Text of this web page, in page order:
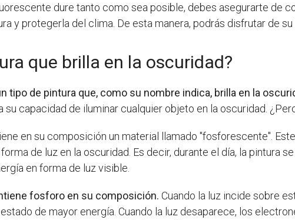
dure tanto como sea posible, debes asegurarte de
y protegerla del clima. De esta manera, podrás disfrutar de
que brilla en la oscuridad?
tipo de pintura que, como su nombre indica, brilla en la
capacidad de iluminar cualquier objeto en la oscuridad.
en su composición un material llamado "fosforescente".
de luz en la oscuridad. Es decir, durante el día, la pintura
en forma de luz visible.
fosforo en su composición. Cuando la luz incide sobre
de mayor energía. Cuando la luz desaparece, los